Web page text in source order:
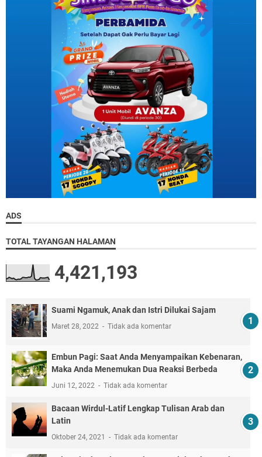
ADS
TOTAL TAYANGAN HALAMAN
4,421,193
Suami Ngamuk, Anak dan Istri Dilukai Sajam
Maret 28, 2022 Tidak ada komentar
Embun Pagi: Saat Anda Menyampaikan Kebenaran,
Maka Anda Menemukan Dua Reaksi Berbeda
Juni 12, 2022 Tidak ada komentar
Bacaan Wirdul-Latif Lengkap Tulisan Arab dan
Latin
Oktober 24, 2021 Tidak ada komentar